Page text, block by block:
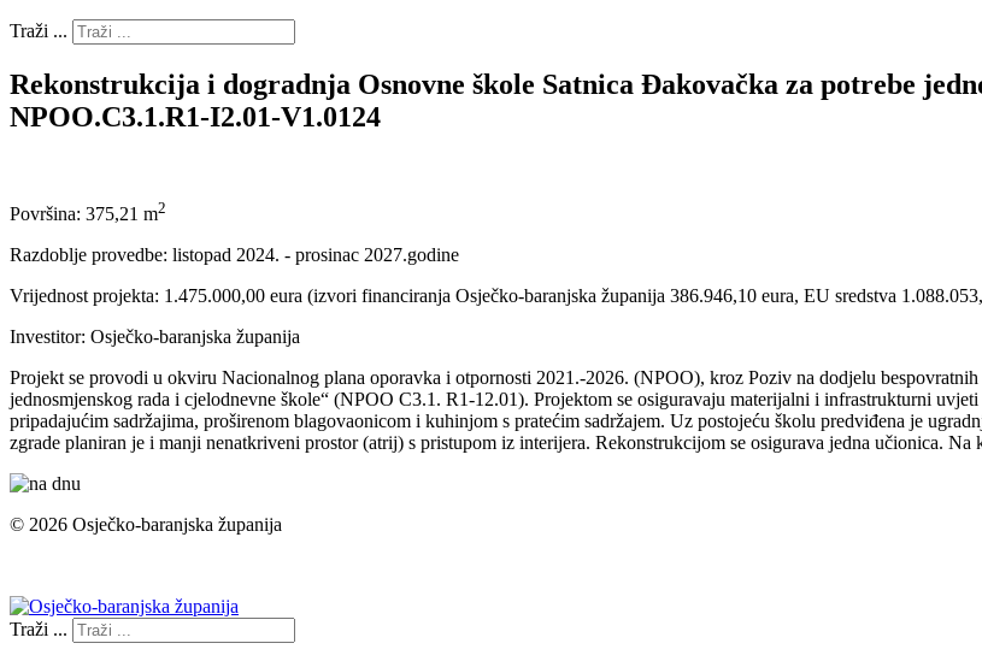
Traži ...
Rekonstrukcija i dogradnja Osnovne škole Satnica Đakovačka za potrebe
NPOO.C3.1.R1-I2.01-V1.0124
Površina: 375,21 m2
Razdoblje provedbe: listopad 2024. - prosinac 2027.godine
Vrijednost projekta: 1.475.000,00 eura (izvori financiranja Osječko-baranjska županija 386.946,10 eura, EU sredstva
Investitor: Osječko-baranjska županija
Projekt se provodi u okviru Nacionalnog plana oporavka i otpornosti 2021.-2026. (NPOO), kroz Poziv na dodjelu
jednosmjenskog rada i cjelodnevne škole“ (NPOO C3.1. R1-12.01). Projektom se osiguravaju materijalni i infrastrukturni
pripadajućim sadržajima, proširenom blagovaonicom i kuhinjom s pratećim sadržajem. Uz postojeću školu predviđena je
zgrade planiran je i manji nenatkriveni prostor (atrij) s pristupom iz interijera. Rekonstrukcijom se osigurava jedna učionica.
© 2026 Osječko-baranjska županija
Traži ...